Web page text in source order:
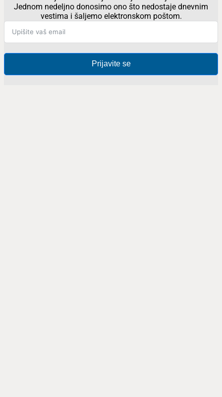
Jednom nedeljno donosimo ono što nedostaje dnevnim
vestima i šaljemo elektronskom poštom.
Prijavite se